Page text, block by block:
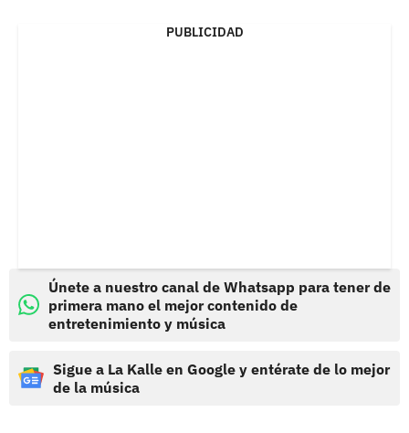
PUBLICIDAD
Únete a nuestro canal de Whatsapp para tener de
primera mano el mejor contenido de
entretenimiento y música
Sigue a La Kalle en Google y entérate de lo mejor
de la música